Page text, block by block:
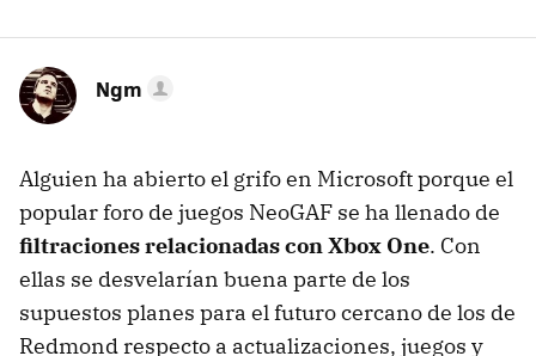
Ngm
Alguien ha abierto el grifo en Microsoft porque el
popular foro de juegos NeoGAF se ha llenado de
filtraciones relacionadas con Xbox One. Con
ellas se desvelarían buena parte de los
supuestos planes para el futuro cercano de los de
Redmond respecto a actualizaciones, juegos y